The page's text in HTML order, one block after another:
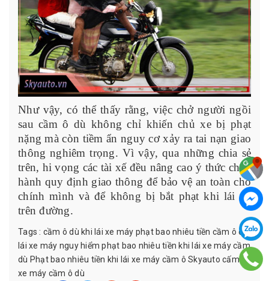
Như vậy, có thể thấy rằng, việc chở người ngồi
sau cầm ô dù không chỉ khiến chủ xe bị phạt
nặng mà còn tiềm ẩn nguy cơ xảy ra tai nạn giao
thông nghiêm trọng. Vì vậy, qua những chia sẻ
trên, hi vọng các tài xế đều nâng cao ý thức chấp
hành quy định giao thông để bảo vệ an toàn cho
chính mình và để không bị bắt phạt khi lái xe
trên đường.
Tags : cầm ô dù khi lái xe máy phạt bao nhiêu tiền cầm ô dù
lái xe máy nguy hiểm phạt bao nhiêu tiền khi lái xe máy cầm
dù Phạt bao nhiêu tiền khi lái xe máy cầm ô Skyauto cấm lái
xe máy cầm ô dù